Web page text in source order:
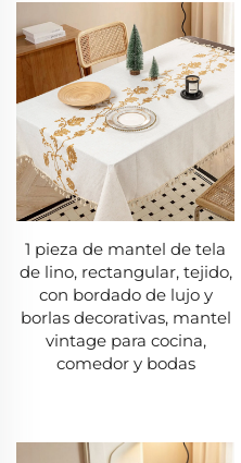
1 pieza de mantel de tela
de lino, rectangular, tejido,
con bordado de lujo y
borlas decorativas, mantel
vintage para cocina,
comedor y bodas